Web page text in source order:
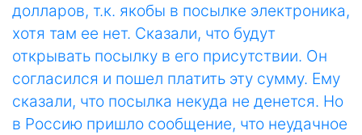
долларов, т.к. якобы в посылке электроника,
хотя там ее нет. Сказали, что будут
открывать посылку в его присутствии. Он
согласился и пошел платить эту сумму. Ему
сказали, что посылка некуда не денется. Но
в Россию пришло сообщение, что неудачное